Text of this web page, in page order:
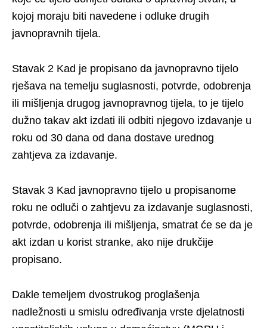
kojoj moraju biti navedene i odluke drugih
javnopravnih tijela.
Stavak 2 Kad je propisano da javnopravno tijelo
rješava na temelju suglasnosti, potvrde, odobrenja
ili mišljenja drugog javnopravnog tijela, to je tijelo
dužno takav akt izdati ili odbiti njegovo izdavanje u
roku od 30 dana od dana dostave urednog
zahtjeva za izdavanje.
Stavak 3 Kad javnopravno tijelo u propisanome
roku ne odluči o zahtjevu za izdavanje suglasnosti,
potvrde, odobrenja ili mišljenja, smatrat će se da je
akt izdan u korist stranke, ako nije drukčije
propisano.
Dakle temeljem dvostrukog proglašenja
nadležnosti u smislu određivanja vrste djelatnosti